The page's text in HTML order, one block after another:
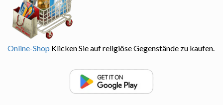
Online-Shop Klicken Sie auf religiöse Gegenstände zu kaufen.